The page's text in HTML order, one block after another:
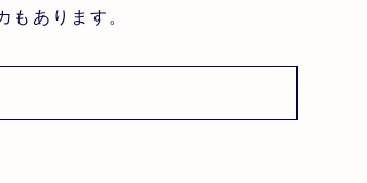
あります。